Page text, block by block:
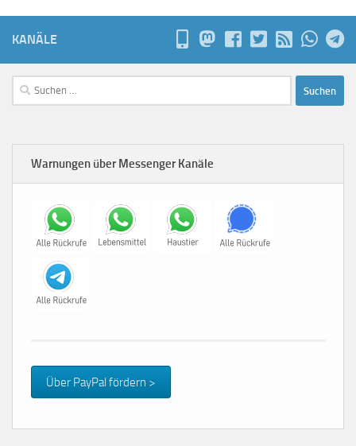
KANÄLE
Suchen
nach:
Warnungen über Messenger Kanäle
Über PayPal fördern >